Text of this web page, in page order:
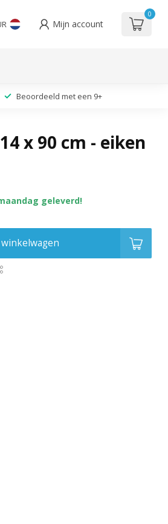
Mijn account
0
Beoordeeld met een 9+
x 90 cm - eiken
geleverd!